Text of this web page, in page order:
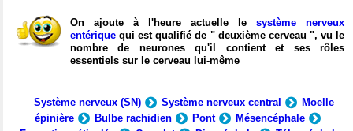
On ajoute à l'heure actuelle le système nerveux
entérique qui est qualifié de " deuxième cerveau ", vu le
nombre de neurones qu'il contient et ses rôles
essentiels sur le cerveau lui-même
Système nerveux (SN) Système nerveux central
Moelle
épinière
Bulbe rachidien Pont
Mésencéphale